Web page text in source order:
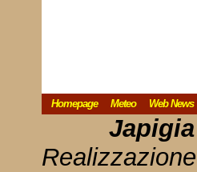
Homepage Meteo Web News